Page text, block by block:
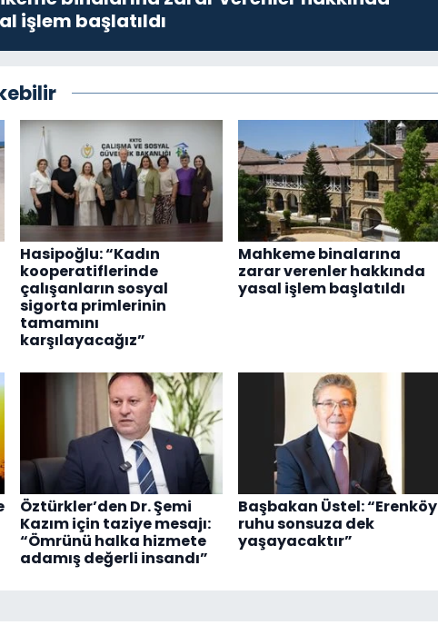
işlem başlatıldı
Hasipoğlu: “Kadın
kooperatiflerinde
çalışanların sosyal
sigorta primlerinin
tamamını
karşılayacağız”
Mahkeme binalarına
zarar verenler hakkında
yasal işlem başlatıldı
Öztürkler’den Dr. Şemi
Kazım için taziye mesajı:
“Ömrünü halka hizmete
adamış değerli insandı”
Başbakan Üstel: “Erenköy
ruhu sonsuza dek
yaşayacaktır”